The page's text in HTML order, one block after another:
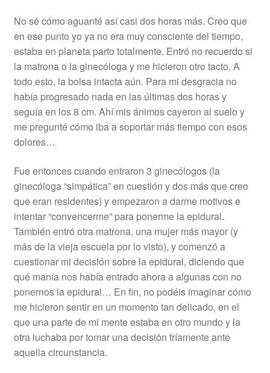
No sé cómo aguanté así casi dos horas más. Creo que
en ese punto yo ya no era muy consciente del tiempo,
estaba en planeta parto totalmente. Entró no recuerdo si
la matrona o la ginecóloga y me hicieron otro tacto. A
todo esto, la bolsa intacta aún. Para mi desgracia no
había progresado nada en las últimas dos horas y
seguía en los 8 cm. Ahí mis ánimos cayeron al suelo y
me pregunté cómo iba a soportar más tiempo con esos
dolores…
Fue entonces cuando entraron 3 ginecólogos (la
ginecóloga “simpática” en cuestión y dos más que creo
que eran residentes) y empezaron a darme motivos e
intentar “convencerme” para ponerme la epidural.
También entró otra matrona, una mujer más mayor (y
más de la vieja escuela por lo visto), y comenzó a
cuestionar mi decisión sobre la epidural, diciendo que
qué manía nos había entrado ahora a algunas con no
ponernos la epidural… En fin, no podéis imaginar cómo
me hicieron sentir en un momento tan delicado, en el
que una parte de mi mente estaba en otro mundo y la
otra luchaba por tomar una decisión fríamente ante
aquella circunstancia.